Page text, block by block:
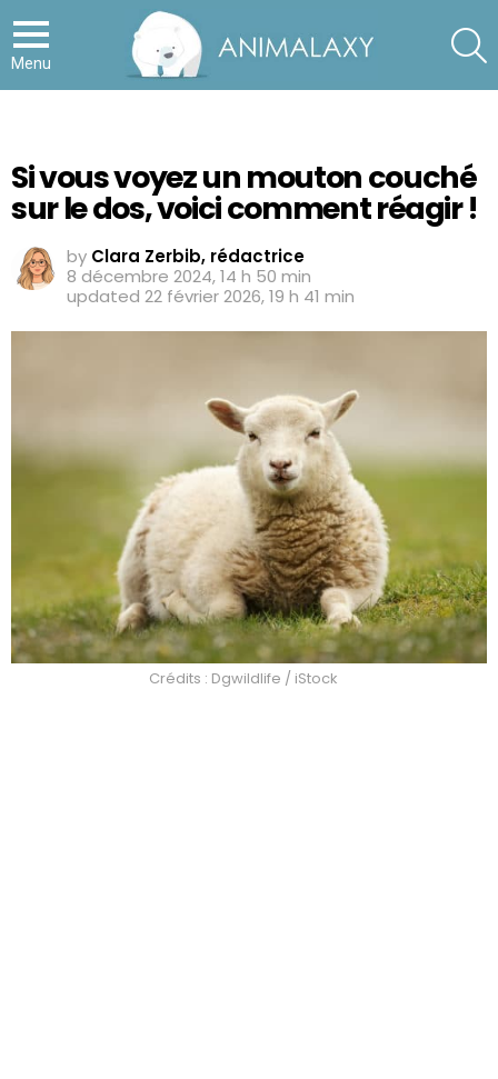
Menu
Si vous voyez un mouton couché
sur le dos, voici comment réagir !
by Clara Zerbib, rédactrice
8 décembre 2024, 14 h 50 min
updated 22 février 2026, 19 h 41 min
Crédits : Dgwildlife / iStock